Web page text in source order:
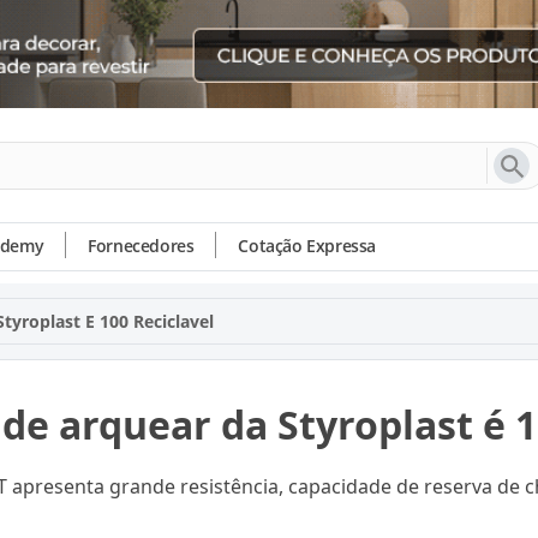
Fornecedores Cotação Expressa
E 100 Reciclavel
arquear da Styroplast é
apresenta grande resistência, capacidade de reserva de